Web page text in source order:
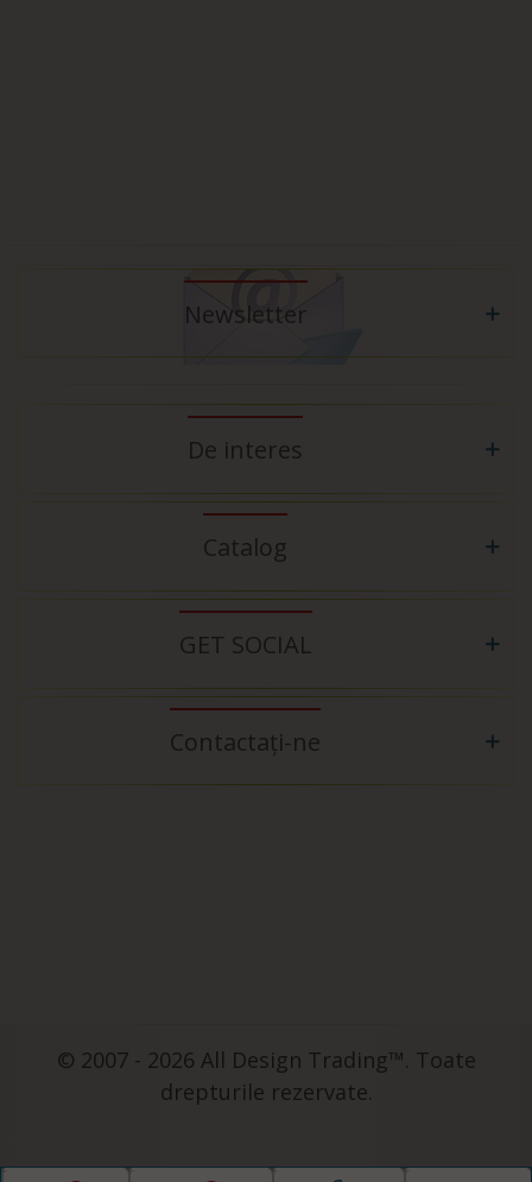
Newsletter
De interes
Catalog
GET SOCIAL
Contactați-ne
© 2007 - 2026 All Design Trading™. Toate
drepturile rezervate.